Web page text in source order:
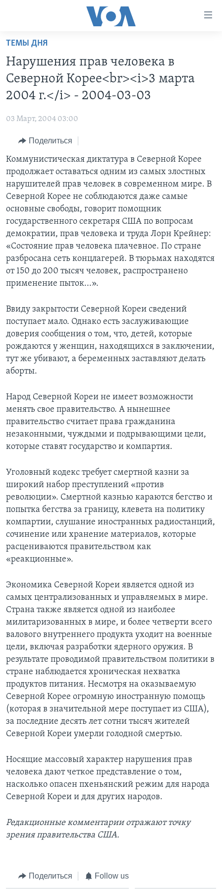
Перейти
основной
контент
Перейти
основной
навигации
Перейти
поиск
ПРОГРАММЫ
ИТОГИ
ПОЧЕМУ ЭТО ВАЖНО?
ДИСКУССИЯ VOA
ДЕТАЛИ
НЬЮ-ЙОРК NEW YORK
АМЕРИКА. БОЛЬШОЕ ПУТЕШЕСТВИЕ
ПРОЕКТЫ
НАША АМЕРИКАНСКАЯ ИСТОРИЯ
А КАК В АМЕРИКЕ?
АРТЕФАКТЫ
АМЕРИКАНСКИЕ ГОРОДКИ
ТЕСТЫ
ИНТЕРВЬЮ
ФАКТЫ ПРОТИВ ФЕЙКОВ
ЗА СВОБОДУ ПРЕССЫ
УЧИМ АНГЛИЙСКИЙ
ВИДЕО
ПОДПИСКА НА НОВОСТИ
Learning English
СОЦИАЛЬНЫЕ СЕТИ
Языки
ТЕМЫ ДНЯ
Нарушения прав человека в
Северной Корее<br><i>3 марта
2004 г.</i> - 2004-03-03
03 Март, 2004 03:00
Поделиться
Коммунистическая диктатура в Северной Корее
продолжает оставаться одним из самых злостных
нарушителей прав человек в современном мире. В
Северной Корее не соблюдаются даже самые
основные свободы, говорит помощник
государственного секретаря США по вопросам
демократии, прав человека и труда Лорн Крейнер:
«Состояние прав человека плачевное. По стране
разбросана сеть концлагерей. В тюрьмах находятся
от 150 до 200 тысяч человек, распространено
применение пыток...».
Ввиду закрытости Северной Кореи сведений
поступает мало. Однако есть заслуживающие
доверия сообщения о том, что, детей, которые
рождаются у женщин, находящихся в заключении,
тут же убивают, а беременных заставляют делать
аборты.
Народ Северной Кореи не имеет возможности
менять свое правительство. А нынешнее
правительство считает права гражданина
незаконными, чуждыми и подрывающими цели,
которые ставят государство и компартия.
Уголовный кодекс требует смертной казни за
широкий набор преступлений «против
революции». Смертной казнью караются бегство и
попытка бегства за границу, клевета на политику
компартии, слушание иностранных радиостанций,
сочинение или хранение материалов, которые
расцениваются правительством как
«реакционные».
Экономика Северной Кореи является одной из
самых централизованных и управляемых в мире.
Страна также является одной из наиболее
милитаризованных в мире, и более четверти всего
валового внутреннего продукта уходит на военные
цели, включая разработки ядерного оружия. В
результате проводимой правительством политики в
стране наблюдается хроническая нехватка
продуктов питания. Несмотря на оказываемую
Северной Корее огромную иностранную помощь
(которая в значительной мере поступает из США),
за последние десять лет сотни тысяч жителей
Северной Кореи умерли голодной смертью.
Носящие массовый характер нарушения прав
человека дают четкое представление о том,
насколько опасен пхеньянский режим для народа
Северной Кореи и для других народов.
Редакционные комментарии отражают точку
зрения правительства США.
Поделиться Follow us